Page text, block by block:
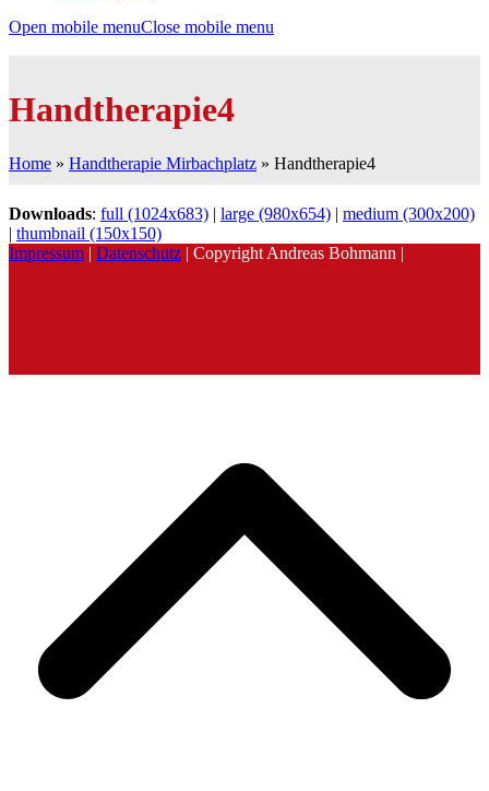
Open mobile menuClose mobile menu
Handtherapie4
Home » Handtherapie Mirbachplatz » Handtherapie4
Downloads: full (1024x683) | large (980x654) | medium (300x200)
| thumbnail (150x150)
Impressum | Datenschutz | Copyright Andreas Bohmann |